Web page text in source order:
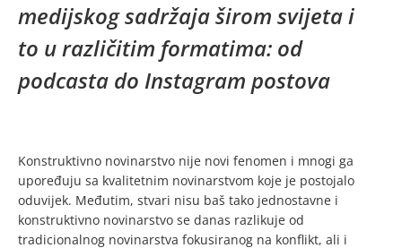
medijskog sadržaja širom svijeta i
to u različitim formatima: od
podcasta do Instagram postova
Konstruktivno novinarstvo nije novi fenomen i mnogi ga
upoređuju sa kvalitetnim novinarstvom koje je postojalo
oduvijek. Međutim, stvari nisu baš tako jednostavne i
konstruktivno novinarstvo se danas razlikuje od
tradicionalnog novinarstva fokusiranog na konflikt, ali i